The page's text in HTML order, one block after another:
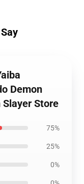
Demon
Store
75%
25%
0%